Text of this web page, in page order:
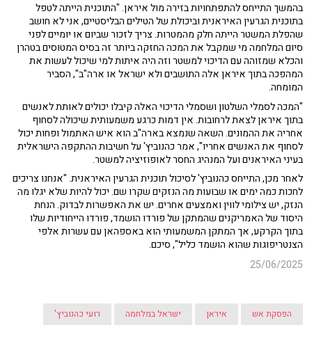
בהמשך התייחס להתפתחויות בזירה מול איראן. "התוכנית הייתה לטפל
בתוכנית הגרעין האיראנית וביכולת של הטילים הבליסטיים, אני לא חושב
שהפלת המשטר הייתה חלק מהמטרות. צריך לזכור שביום או יומיים לפני
סיום המלחמה מי שמקבל את המכה החזקה ביותר זה בסיס המטוסים בטהרן
והכלא שמזוהה עם הדיכוי למשטר וזה היה איתות למי שיכול לעשות את
המהפכה בתוך איראן אלה התושבים ולא ישראל או ארה"ב", הסביר
המומחה.
"המכה לסמלי השלטון ושסמלי הדיכוי האלה קיבלו יכולים לאותת לאנשים
בתוך איראן לצאת לרחובות. אין דמות כרגע משמעותית שיכולה לסחוף
אחריה את ההמונים. השאה שנמצא בארה"ב הוא איש האתמול ופחות יכול
לסחוף את האנשים אחריו", אמר כהנוביץ' על חשיבות ההתקפה הישראלית
בעיני האיראנים ועל המנהיג החסר לאופוזיציה למשטר.
לאחר מכן, התייחס כהנוביץ' לסיכול תוכנית הגרעין האיראנית. "אנחנו צריכים
לחכות כמה ימים או שבועות מה הנזקים שקרו שם. יכול להיות שלא יגלו מה
הנזק, יש צילומי לווין ואמצעים אחרים. יש את האפשרות לבדוק. הנחת
היסוד של האמריקנים שהמתקן של פורדו הושמד, פורדו הייחודיות שלו
בתוך הקרקע, אך המתקן המשמעותי הוא באספהאן עם עשרות אלפי
הצנטריפוגות שהוא הושמד כליל", סיכם.
25/06/2025
הפסקת אש איראן ישראל במלחמה רועי כהנוביץ'